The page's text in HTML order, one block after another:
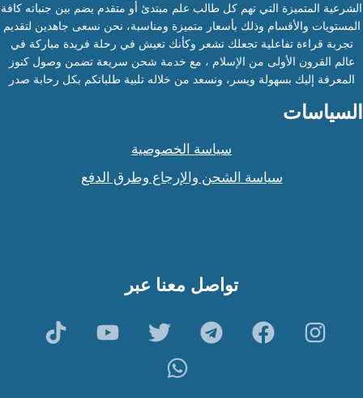
الشرعية المتميزة التي تهم كل طالب علم مبتدئ أو متقدم يضم بين جنباته كافة
المستويات والأقسام وذلك بأسعار متميزة ومناسبة، نحن نسعى جاهدين لتقديم
تجربة قراءة تفاعلية تجعلك تشعر وكأنك تعيش في رحلة فريدة مباركة في
عالم القرون الأولى من الإسلام ، مع خدمة شحن سريعة تضمن وصول كنوز
المعرفة إليك بسهولة ويسر، ونسعد من خلاله تلبية طلباتكم بكل رحابة صدر
السياسات
سياسة الخصوصية
سياسة الشحن والإرجاع وطرق الدفع
تواصل معنا عبر